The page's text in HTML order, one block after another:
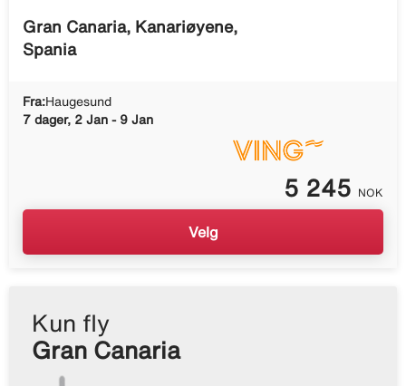
Gran Canaria, Kanariøyene,
Spania
Fra:Haugesund
7 dager, 2 Jan - 9 Jan
5 245 NOK
Velg
Kun fly
Gran Canaria